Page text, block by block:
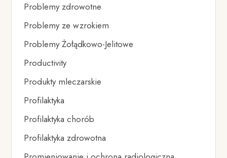
Problemy zdrowotne
Problemy ze wzrokiem
Problemy Żołądkowo-Jelitowe
Productivity
Produkty mleczarskie
Profilaktyka
Profilaktyka chorób
Profilaktyka zdrowotna